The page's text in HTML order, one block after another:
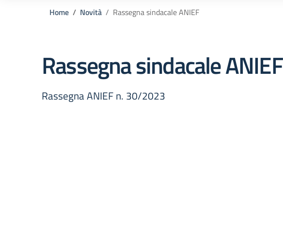
Home Novità Rassegna sindacale ANIEF
Rassegna sindacale ANIEF
Rassegna ANIEF n. 30/2023